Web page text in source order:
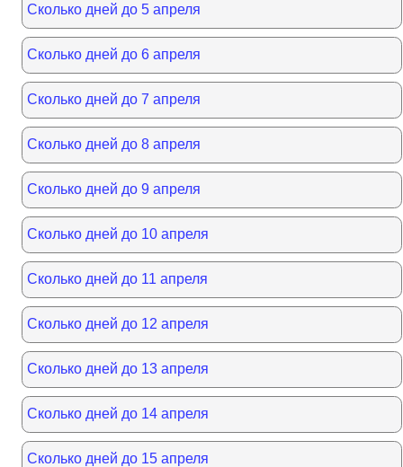
Сколько дней до 5 апреля
Сколько дней до 6 апреля
Сколько дней до 7 апреля
Сколько дней до 8 апреля
Сколько дней до 9 апреля
Сколько дней до 10 апреля
Сколько дней до 11 апреля
Сколько дней до 12 апреля
Сколько дней до 13 апреля
Сколько дней до 14 апреля
Сколько дней до 15 апреля